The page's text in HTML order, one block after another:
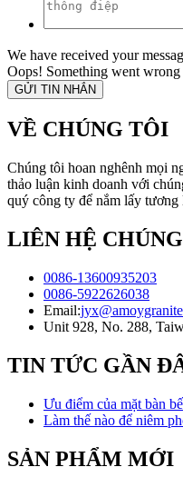
We have received your
Oops! Something went wrong
VỀ CHÚNG TÔI
Chúng tôi hoan nghênh mọi
thảo luận kinh doanh với
quý công ty để nắm lấy
LIÊN HỆ
0086-13600935203
0086-5922626038
Email:
Unit 928, No. 288,
TIN TỨC GẦN
Ưu điểm của mặt bàn
Làm thế nào để niêm
SẢN PHẨM MỚI